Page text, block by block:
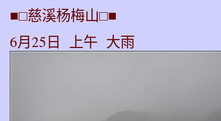
■□慈溪杨梅山□■
6月25日 上午 大雨